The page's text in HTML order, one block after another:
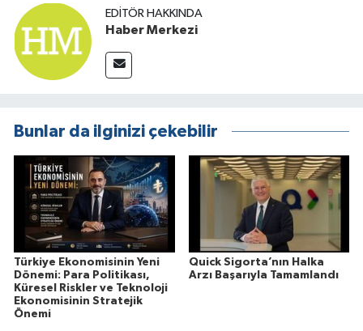
EDITÖR HAKKINDA
Haber Merkezi
Bunlar da ilginizi çekebilir
Türkiye Ekonomisinin Yeni
Dönemi: Para Politikası,
Küresel Riskler ve Teknoloji
Ekonomisinin Stratejik
Önemi
Quick Sigorta’nın Halka
Arzı Başarıyla Tamamlandı